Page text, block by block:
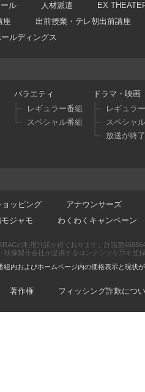
ル
人材派遣
EX
座
出前授業・テレ朝出前講座
ルディングス
バラエティ
レギュラー番組
スペシャル番組
ドラマ・映画
レギュラ
スペシャ
放送が終
ョッピング
アナウンサーズ
ジャモ わくわくキャンペーン
の利用許諾を得ております。許諾第
映像製作会社が提供するコンテンツを示す登
内およびホームページ内の価格表示と現状
著作権 フィッシング詐欺につ